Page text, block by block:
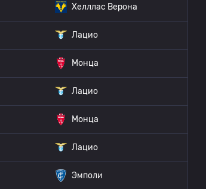
Хелллас Верона
Лацио
Монца
Лацио
Монца
Лацио
Эмполи